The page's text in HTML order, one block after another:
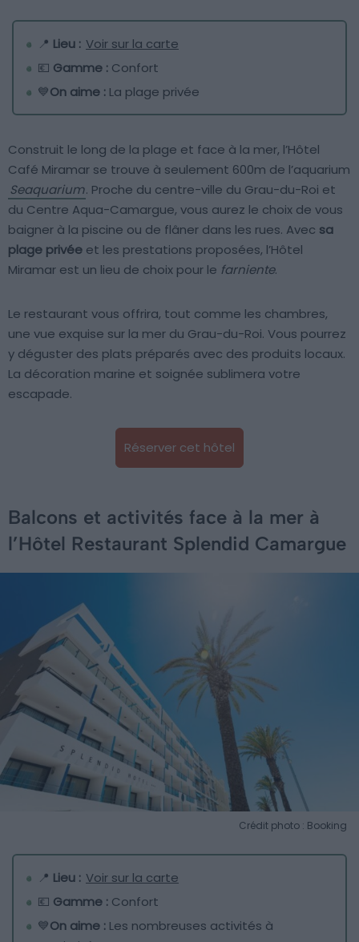
📍 Lieu : Voir sur la carte
💶 Gamme : Confort
💙On aime : La plage privée
Construit le long de la plage et face à la mer, l’Hôtel
Café Miramar se trouve à seulement 600m de l’aquarium
Seaquarium. Proche du centre-ville du Grau-du-Roi et
du Centre Aqua-Camargue, vous aurez le choix de vous
baigner à la piscine ou de flâner dans les rues. Avec sa
plage privée et les prestations proposées, l’Hôtel
Miramar est un lieu de choix pour le farniente.
Le restaurant vous offrira, tout comme les chambres,
une vue exquise sur la mer du Grau-du-Roi. Vous pourrez
y déguster des plats préparés avec des produits locaux.
La décoration marine et soignée sublimera votre
escapade.
Réserver cet hôtel
Balcons et activités face à la mer à
l’Hôtel Restaurant Splendid Camargue
Crédit photo : Booking
📍 Lieu : Voir sur la carte
💶 Gamme : Confort
💙On aime : Les nombreuses activités à